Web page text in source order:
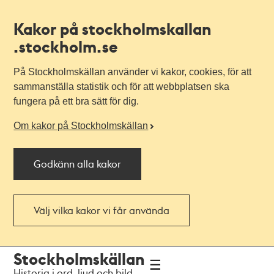
Kakor på stockholmskallan
.stockholm.se
På Stockholmskällan använder vi kakor, cookies, för att
sammanställa statistik och för att webbplatsen ska
fungera på ett bra sätt för dig.
Om kakor på Stockholmskällan
Godkänn alla kakor
Välj vilka kakor vi får använda
navigationen
huvudinnehållet
Stockholmskällan